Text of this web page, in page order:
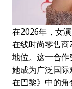
在2026年，女
在线时尚零售
地位。这一合
她成为广泛国
在巴黎》中的